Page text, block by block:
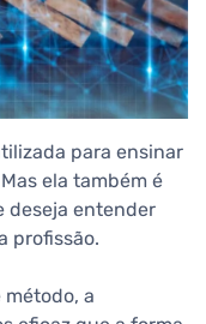
para ensinar
ela também é
deseja entender
profissão.
método, a